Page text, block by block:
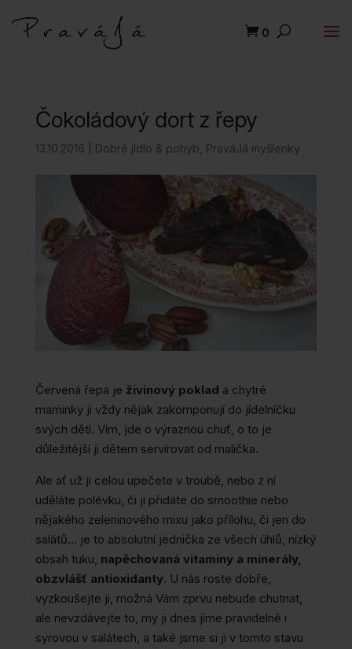
0
Čokoládový dort z řepy
13.10.2016 Dobré jídlo & pohyb PraváJá myšlenky
Červená řepa je živinový poklad a chytré
maminky ji vždy nějak zakomponují do jídelníčku
svých dětí. Vím, jde o výraznou chuť, o to je
důležitější ji dětem servírovat od malička.
Ale ať už ji celou upečete v troubě, nebo z ní
uděláte polévku, či ji přidáte do smoothie nebo
nějakého zeleninového mixu jako přílohu, či jen do
salátů… je to absolutní jednička ze všech úhlů, nízký
obsah tuku, napěchovaná vitaminy a minerály,
obzvlášť antioxidanty. U nás roste dobře,
vyzkoušejte ji, možná Vám zprvu nebude chutnat,
ale nevzdávejte to, my ji dnes jíme pravidelně i
syrovou v salátech, a také jsme si ji v tomto stavu